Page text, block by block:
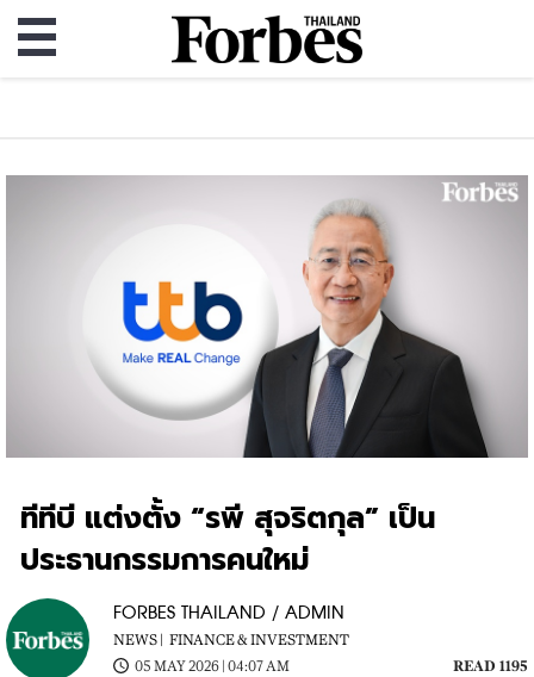
ทีทีบี แต่งตั้ง “รพี สุจริตกุล” เป็น
ประธานกรรมการคนใหม่
FORBES THAILAND / ADMIN
NEWS | FINANCE & INVESTMENT
05 MAY 2026 | 04:07 AM
READ 1195